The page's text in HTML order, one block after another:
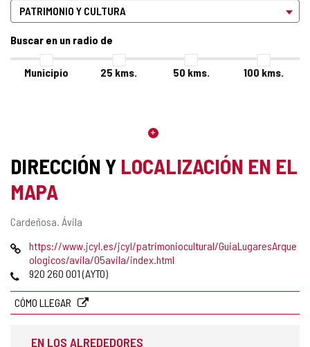
Buscar en un radio de
Municipio 25 kms. 50 kms. 100 kms.
DIRECCIÓN Y LOCALIZACIÓN EN EL
MAPA
Dirección
Cardeñosa. Ávila
Página
Web
https://www.jcyl.es/jcyl/patrimoniocultural/GuiaLugaresArque
ologicos/avila/05avila/index.html
Teléfonos
920 260 001 (AYTO)
CÓMO LLEGAR
EN LOS ALREDEDORES